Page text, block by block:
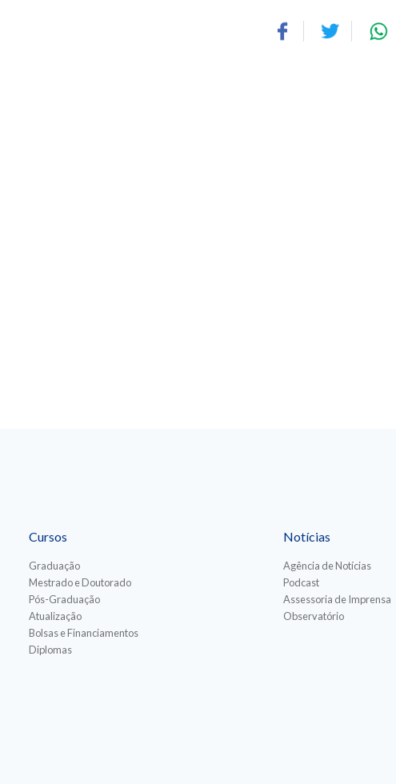
Cursos
Graduação
Mestrado e Doutorado
Pós-Graduação
Atualização
Bolsas e Financiamentos
Diplomas
Notícias
Agência de Notícias
Podcast
Assessoria de Imprensa
Observatório